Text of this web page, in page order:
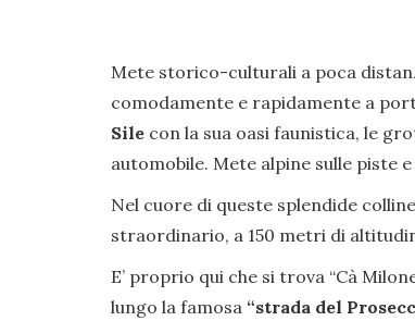
Mete storico-culturali a poca
comodamente e rapidamente a
Sile con la sua oasi faunistica, le
automobile. Mete alpine sulle piste
Nel cuore di queste splendide
straordinario, a 150 metri di
E’ proprio qui che si trova “Cà
lungo la famosa “strada del